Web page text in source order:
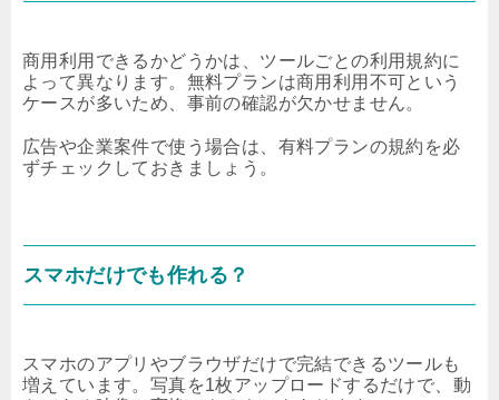
商用利用できるかどうかは、ツールごとの利用規約に
よって異なります。無料プランは商用利用不可という
ケースが多いため、事前の確認が欠かせません。
広告や企業案件で使う場合は、有料プランの規約を必
ずチェックしておきましょう。
スマホだけでも作れる？
スマホのアプリやブラウザだけで完結できるツールも
増えています。写真を1枚アップロードするだけで、動